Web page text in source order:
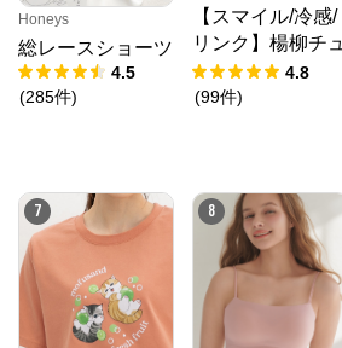
Honeys
総レースショーツ
4.5
(285件)
【スマイル/冷感/
リンク】楊柳チュ
ニック
4.8
(99件)
7 8